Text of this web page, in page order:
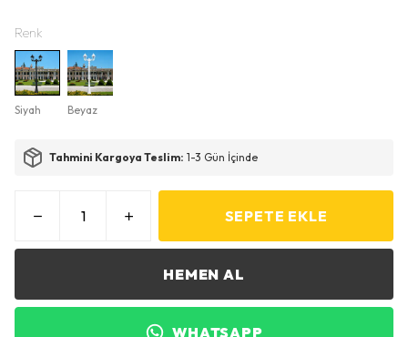
Renk
Siyah Beyaz
Tahmini Kargoya Teslim: 1-3 Gün İçinde
SEPETE EKLE
HEMEN AL
WHATSAPP